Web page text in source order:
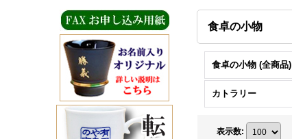
食卓の小物
食卓の小物 (全商品)
カトラリー
表示数: